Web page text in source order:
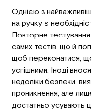
Однією з
на ручку є
Повторне
самих тестів, що й
щоб переконатися,
успішними. Іноді
недоліки безпеки,
проникнення, але
достатньо усувають